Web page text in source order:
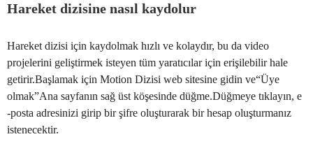
Hareket dizisine nasıl kaydolur
Hareket dizisi için kaydolmak hızlı ve kolaydır, bu da video
projelerini geliştirmek isteyen tüm yaratıcılar için erişilebilir hale
getirir.Başlamak için Motion Dizisi web sitesine gidin ve“Üye
olmak”Ana sayfanın sağ üst köşesinde düğme.Düğmeye tıklayın, e
-posta adresinizi girip bir şifre oluşturarak bir hesap oluşturmanız
istenecektir.